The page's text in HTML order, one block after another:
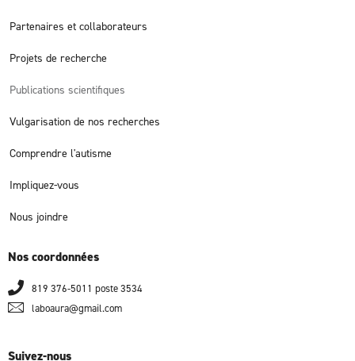
Partenaires et collaborateurs
Projets de recherche
Publications scientifiques
Vulgarisation de nos recherches
Comprendre l'autisme
Impliquez-vous
Nous joindre
Nos coordonnées
819 376-5011 poste 3534
laboaura@gmail.com
Suivez-nous